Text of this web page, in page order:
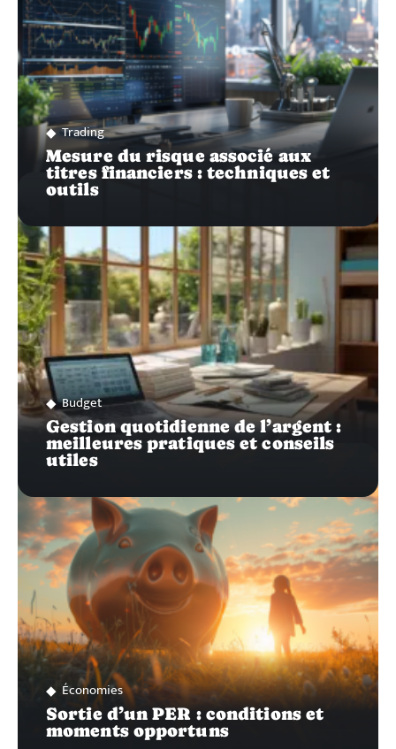
Trading
Mesure du risque associé aux
titres financiers : techniques et
outils
Budget
Gestion quotidienne de l’argent :
meilleures pratiques et conseils
utiles
Économies
Sortie d’un PER : conditions et
moments opportuns